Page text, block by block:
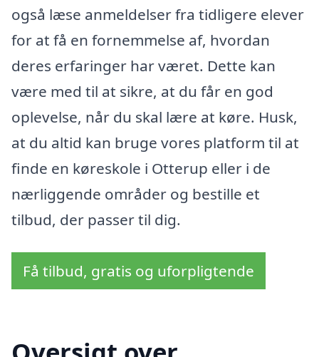
også læse anmeldelser fra tidligere elever
for at få en fornemmelse af, hvordan
deres erfaringer har været. Dette kan
være med til at sikre, at du får en god
oplevelse, når du skal lære at køre. Husk,
at du altid kan bruge vores platform til at
finde en køreskole i Otterup eller i de
nærliggende områder og bestille et
tilbud, der passer til dig.
Få tilbud, gratis og uforpligtende